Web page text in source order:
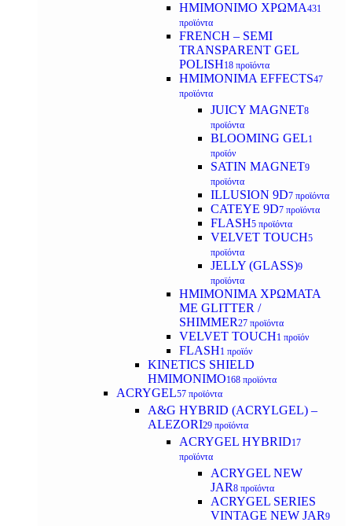
ΗΜΙΜΟΝΙΜΟ ΧΡΩΜΑ431
προϊόντα
FRENCH – SEMI
TRANSPARENT GEL
POLISH18 προϊόντα
HMIMONIMA EFFECTS47
προϊόντα
JUICY MAGNET8
προϊόντα
BLOOMING GEL1
προϊόν
SATIN MAGNET9
προϊόντα
ILLUSION 9D7 προϊόντα
CATEYE 9D7 προϊόντα
FLASH5 προϊόντα
VELVET TOUCH5
προϊόντα
JELLY (GLASS)9
προϊόντα
ΗΜΙΜΟΝΙΜA ΧΡΩΜΑΤΑ
ΜΕ GLITTER /
SHIMMER27 προϊόντα
VELVET TOUCH1 προϊόν
FLASH1 προϊόν
KINETICS SHIELD
ΗΜΙΜΟΝΙΜΟ168 προϊόντα
ACRYGEL57 προϊόντα
A&G HYBRID (ACRYLGEL) –
ALEZORI29 προϊόντα
ACRYGEL HYBRID17
προϊόντα
ACRYGEL NEW
JAR8 προϊόντα
ACRYGEL SERIES
VINTAGE NEW JAR9